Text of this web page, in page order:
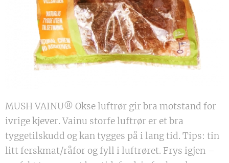
MUSH VAINU® Okse luftrør gir bra motstand for
ivrige kjever. Vainu storfe luftrør er et bra
tyggetilskudd og kan tygges på i lang tid. Tips: tin
litt ferskmat/råfor og fyll i luftrøret. Frys igjen –